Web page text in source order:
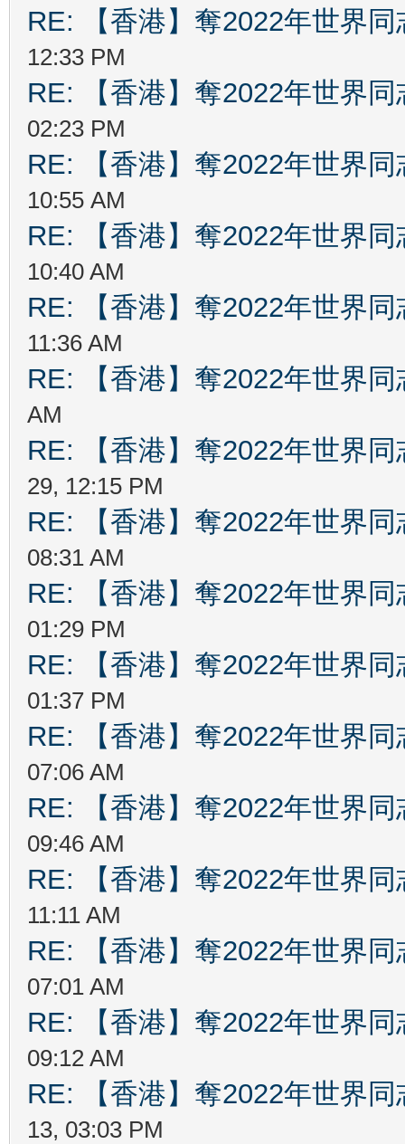
RE: 【香港】奪2022年世界
12:33 PM
RE: 【香港】奪2022年世界
02:23 PM
RE: 【香港】奪2022年世界
10:55 AM
RE: 【香港】奪2022年世界
10:40 AM
RE: 【香港】奪2022年世界
11:36 AM
RE: 【香港】奪2022年世界
AM
RE: 【香港】奪2022年世界
29, 12:15 PM
RE: 【香港】奪2022年世界
08:31 AM
RE: 【香港】奪2022年世界
01:29 PM
RE: 【香港】奪2022年世界
01:37 PM
RE: 【香港】奪2022年世界
07:06 AM
RE: 【香港】奪2022年世界
09:46 AM
RE: 【香港】奪2022年世界
11:11 AM
RE: 【香港】奪2022年世界
07:01 AM
RE: 【香港】奪2022年世界
09:12 AM
RE: 【香港】奪2022年世界
13, 03:03 PM